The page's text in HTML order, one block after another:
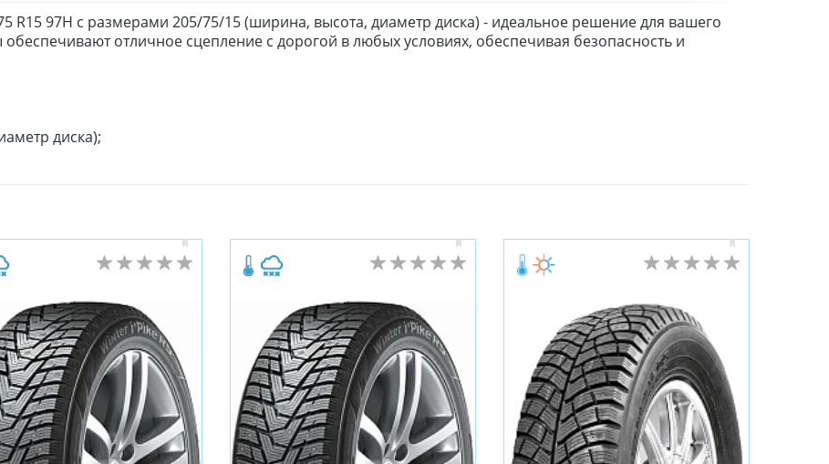
R15 97H с размерами 205/75/15 (ширина, высота, диаметр диска) - идеальное решение для вашего
отличное сцепление с дорогой в любых условиях, обеспечивая безопасность и
диска);